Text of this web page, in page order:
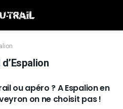
ou apéro ? A Espalion en
on ne choisit pas !